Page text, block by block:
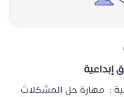
إبداعية
: مهارة حل المشكلات